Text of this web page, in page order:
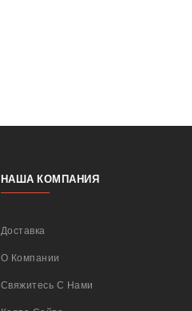
НАША КОМПАНИЯ
Доставка
О Компании
Свяжитесь С Нами